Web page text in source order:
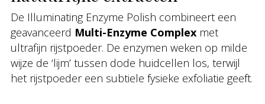
De Illuminating Enzyme Polish combineert een
geavanceerd Multi-Enzyme Complex met
ultrafijn rijstpoeder. De enzymen weken op milde
wijze de ‘lijm’ tussen dode huidcellen los, terwijl
het rijstpoeder een subtiele fysieke exfoliatie geeft.